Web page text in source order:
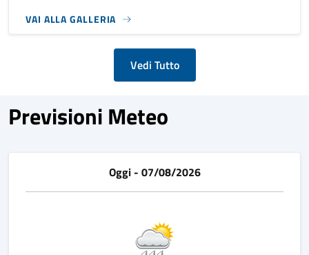
VAI ALLA GALLERIA
Vedi Tutto
Previsioni Meteo
Oggi - 07/08/2026